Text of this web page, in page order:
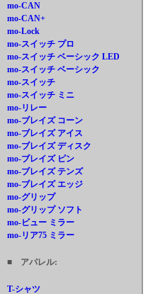
mo-CAN
mo-CAN+
mo-Lock
mo-スイッチ プロ
mo-スイッチ ベーシック LED
mo-スイッチ ベーシック
mo-スイッチ
mo-スイッチ ミニ
mo-リレー
mo-ブレイズ コーン
mo-ブレイズ アイス
mo-ブレイズ ディスク
mo-ブレイズ ピン
mo-ブレイズ テンズ
mo-ブレイズ エッジ
mo-グリップ
mo-グリップ ソフト
mo-ビュー ミラー
mo-リア75 ミラー
■ アパレル:
T-シャツ